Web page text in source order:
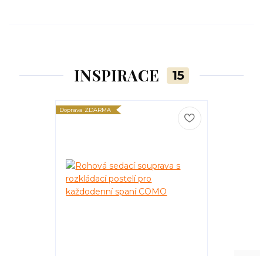
INSPIRACE 15
Doprava ZDARMA